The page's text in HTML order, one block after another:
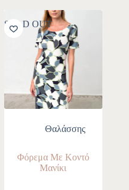
SOLD OUT
Θαλάσσης
Φόρεμα Με Κοντό
Μανίκι